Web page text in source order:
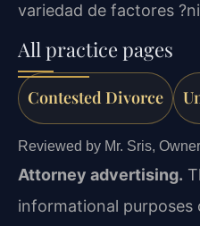
variedad de factores
All practice pages
Contested Divorce
Reviewed by Mr. Sris,
Attorney advertising.
informational purposes